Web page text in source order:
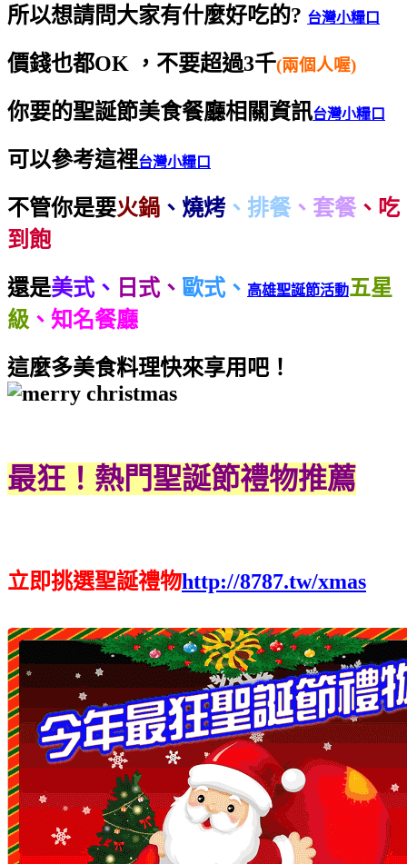
所以想請問大家有什麼好吃的? 台灣小糧口
價錢也都OK ， 不要超過3千(兩個人喔)
你要的聖誕節美食餐廳相關資訊台灣小糧口
可以參考這裡台灣小糧口
不管你是要火鍋 、燒烤 、排餐、套餐、吃
到飽
還是美式、 日式、 歐式、 高雄聖誕節活動五星
級 、 知名餐廳
這麼多美食料理快來享用吧！
最狂！熱門聖誕節禮物推薦
立即挑選聖誕禮物http://8787.tw/xmas